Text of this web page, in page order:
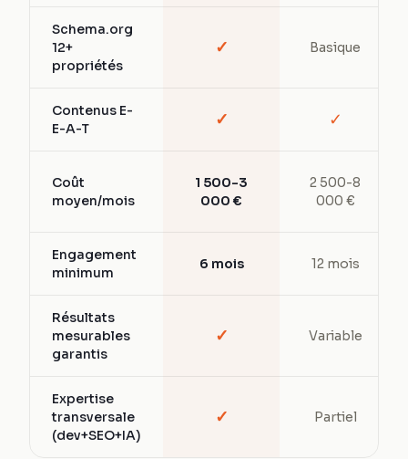
Schema.org
12+
propriétés
✓ Basique
Contenus E-
E-A-T
✓ ✓
Coût
moyen/mois
1 500-3
000 €
2 500-8
000 €
Engagement
minimum
6 mois 12 mois
Résultats
mesurables
garantis
✓ Variable
Expertise
transversale
(dev+SEO+IA)
✓ Partiel